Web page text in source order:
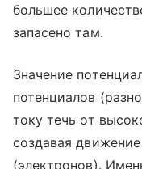
большее
запасено там.
Значение
потенциалов
току течь от
создавая
(электронов).